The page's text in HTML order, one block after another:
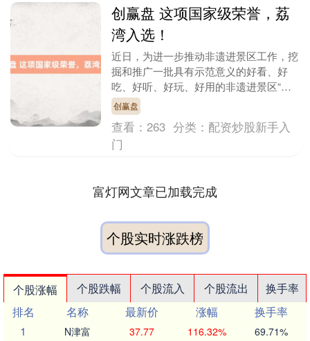
创赢盘 这项国家级荣誉，荔
湾入选！
近日，为进一步推动非遗进景区工作，挖
掘和推广一批具有示范意义的好看、好
吃、好听、好玩、好用的非遗进景区“五
好”典型经验，助力非遗与旅游深度融合
发展，中国非物质文....
创赢盘
查看：263 分类： 配资炒股新手入
门
富灯网文章已加载完成
个股实时涨跌榜
个股涨幅 个股跌幅 个股流入 个股流出
换手率
排名
名称 最新价 涨幅
换手率
1
N津富 37.77 116.32% 69.71%